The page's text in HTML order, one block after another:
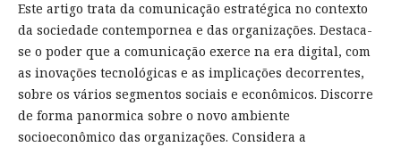
Este artigo trata da comunicação estratégica no contexto
da sociedade contempornea e das organizações. Destaca-
se o poder que a comunicação exerce na era digital, com
as inovações tecnológicas e as implicações decorrentes,
sobre os vários segmentos sociais e econômicos. Discorre
de forma panormica sobre o novo ambiente
socioeconômico das organizações. Considera a